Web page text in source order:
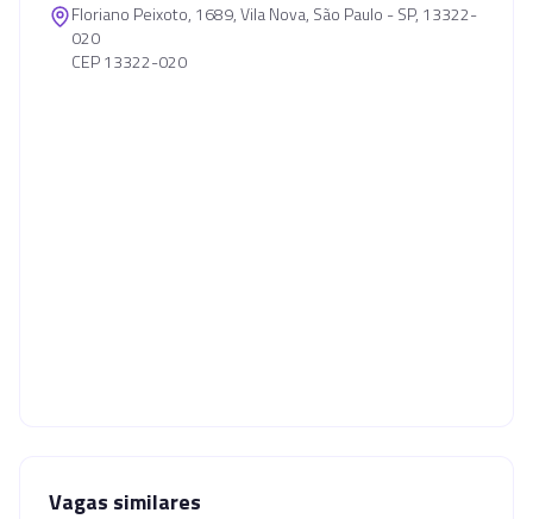
Floriano Peixoto, 1689, Vila Nova, São Paulo - SP, 13322-
020
CEP 13322-020
Vagas similares